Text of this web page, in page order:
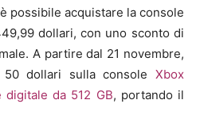
possibile acquistare la console
dollari, con uno sconto di
A partire dal 21 novembre,
dollari sulla console Xbox
digitale da 512 GB, portando il